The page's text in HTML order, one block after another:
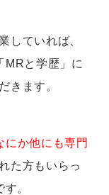
していれば、
MRと学歴」に
きます。
にか他にも専門
た方もいらっ
す。